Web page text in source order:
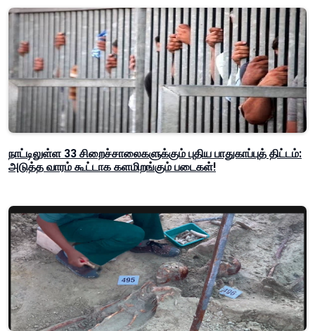
நாட்டிலுள்ள 33 சிறைச்சாலைகளுக்கும் புதிய பாதுகாப்புத் திட்டம்:
அடுத்த வாரம் கூட்டாக களமிறங்கும் படைகள்!